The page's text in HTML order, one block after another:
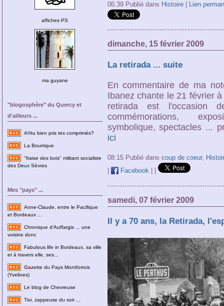
affiches PS
ma guyane
"blogosphère" du Quercy et
d'ailleurs ...
A©tu bien pris tes comprimés?
La Bourrique
"fraise des bois" militant socialiste
des Deux Sèvres
Mes "pays" ...
Anne-Claude, entre le Pacifique
et Bordeaux ...
Chronique d'Auffargis ... une
voisine donc
Fabulous life in Bordeaux, sa ville
et à travers elle, ses...
Gazette du Pays Montfortois
(Yvelines)
Le blog de Chevreuse
Tivi, zappeuse du soir ...
06:39 Publié dans Histoire| Lien
dimanche, 15 février 2009
La retirada ... suite
En commentaire de ma
Ibanez chante le 21 février
retirada est l'occasion
commémorations,
symbolique, spectacles ...
ici
08:15 Publié dans coup de coeur,
Facebook|
samedi, 07 février 2009
Il y a 70 ans, la Retirada,